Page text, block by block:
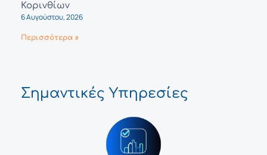
Κορινθίων
6 Αυγούστου, 2026
Περισσότερα »
Σημαντικές Υπηρεσίες